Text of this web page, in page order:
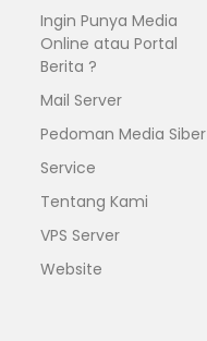
Ingin Punya Media
Online atau Portal
Berita ?
Mail Server
Pedoman Media Siber
Service
Tentang Kami
VPS Server
Website